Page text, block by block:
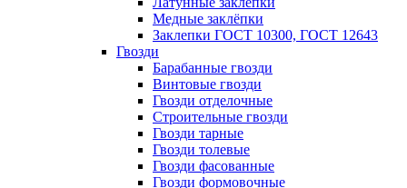
Медные заклёпки
Заклепки ГОСТ 10300, ГОСТ 12643
Гвозди
Барабанные гвозди
Винтовые гвозди
Гвозди отделочные
Строительные гвозди
Гвозди тарные
Гвозди толевые
Гвозди фасованные
Гвозди формовочные